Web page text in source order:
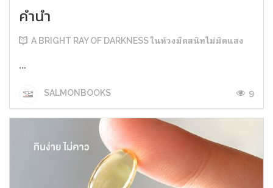
คำนำ
A BRIGHT RAY OF DARKNESS ในห้วงมืดสนิทไม่มิดแสง
...
SALMONBOOKS 9